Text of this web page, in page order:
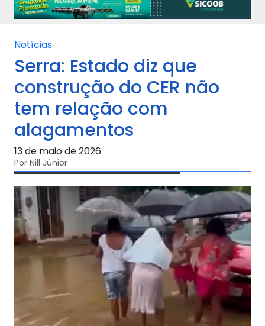
Notícias
Serra: Estado diz que
construção do CER não
tem relação com
alagamentos
13 de maio de 2026
Por Nill Júnior